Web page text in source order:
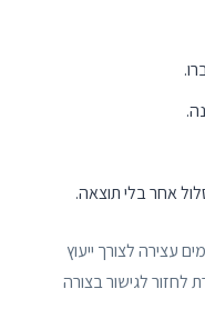
אחר בלי תוצאה.
עצירה לצורך ייעוץ
לגישור בצורה